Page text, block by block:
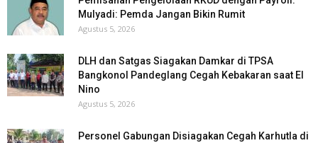
Mulyadi: Pemda Jangan Bikin Rumit
Agustus 5, 2026
DLH dan Satgas Siagakan Damkar di TPSA
Bangkonol Pandeglang Cegah Kebakaran saat El
Nino
Agustus 5, 2026
Personel Gabungan Disiagakan Cegah Karhutla di